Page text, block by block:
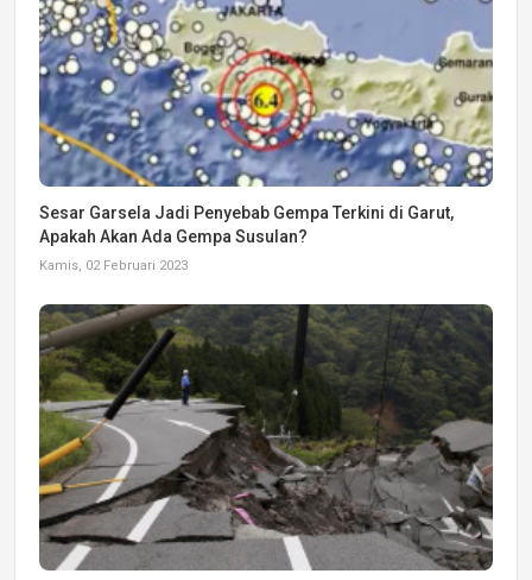
Sesar Garsela Jadi Penyebab Gempa Terkini di Garut,
Apakah Akan Ada Gempa Susulan?
Kamis, 02 Februari 2023